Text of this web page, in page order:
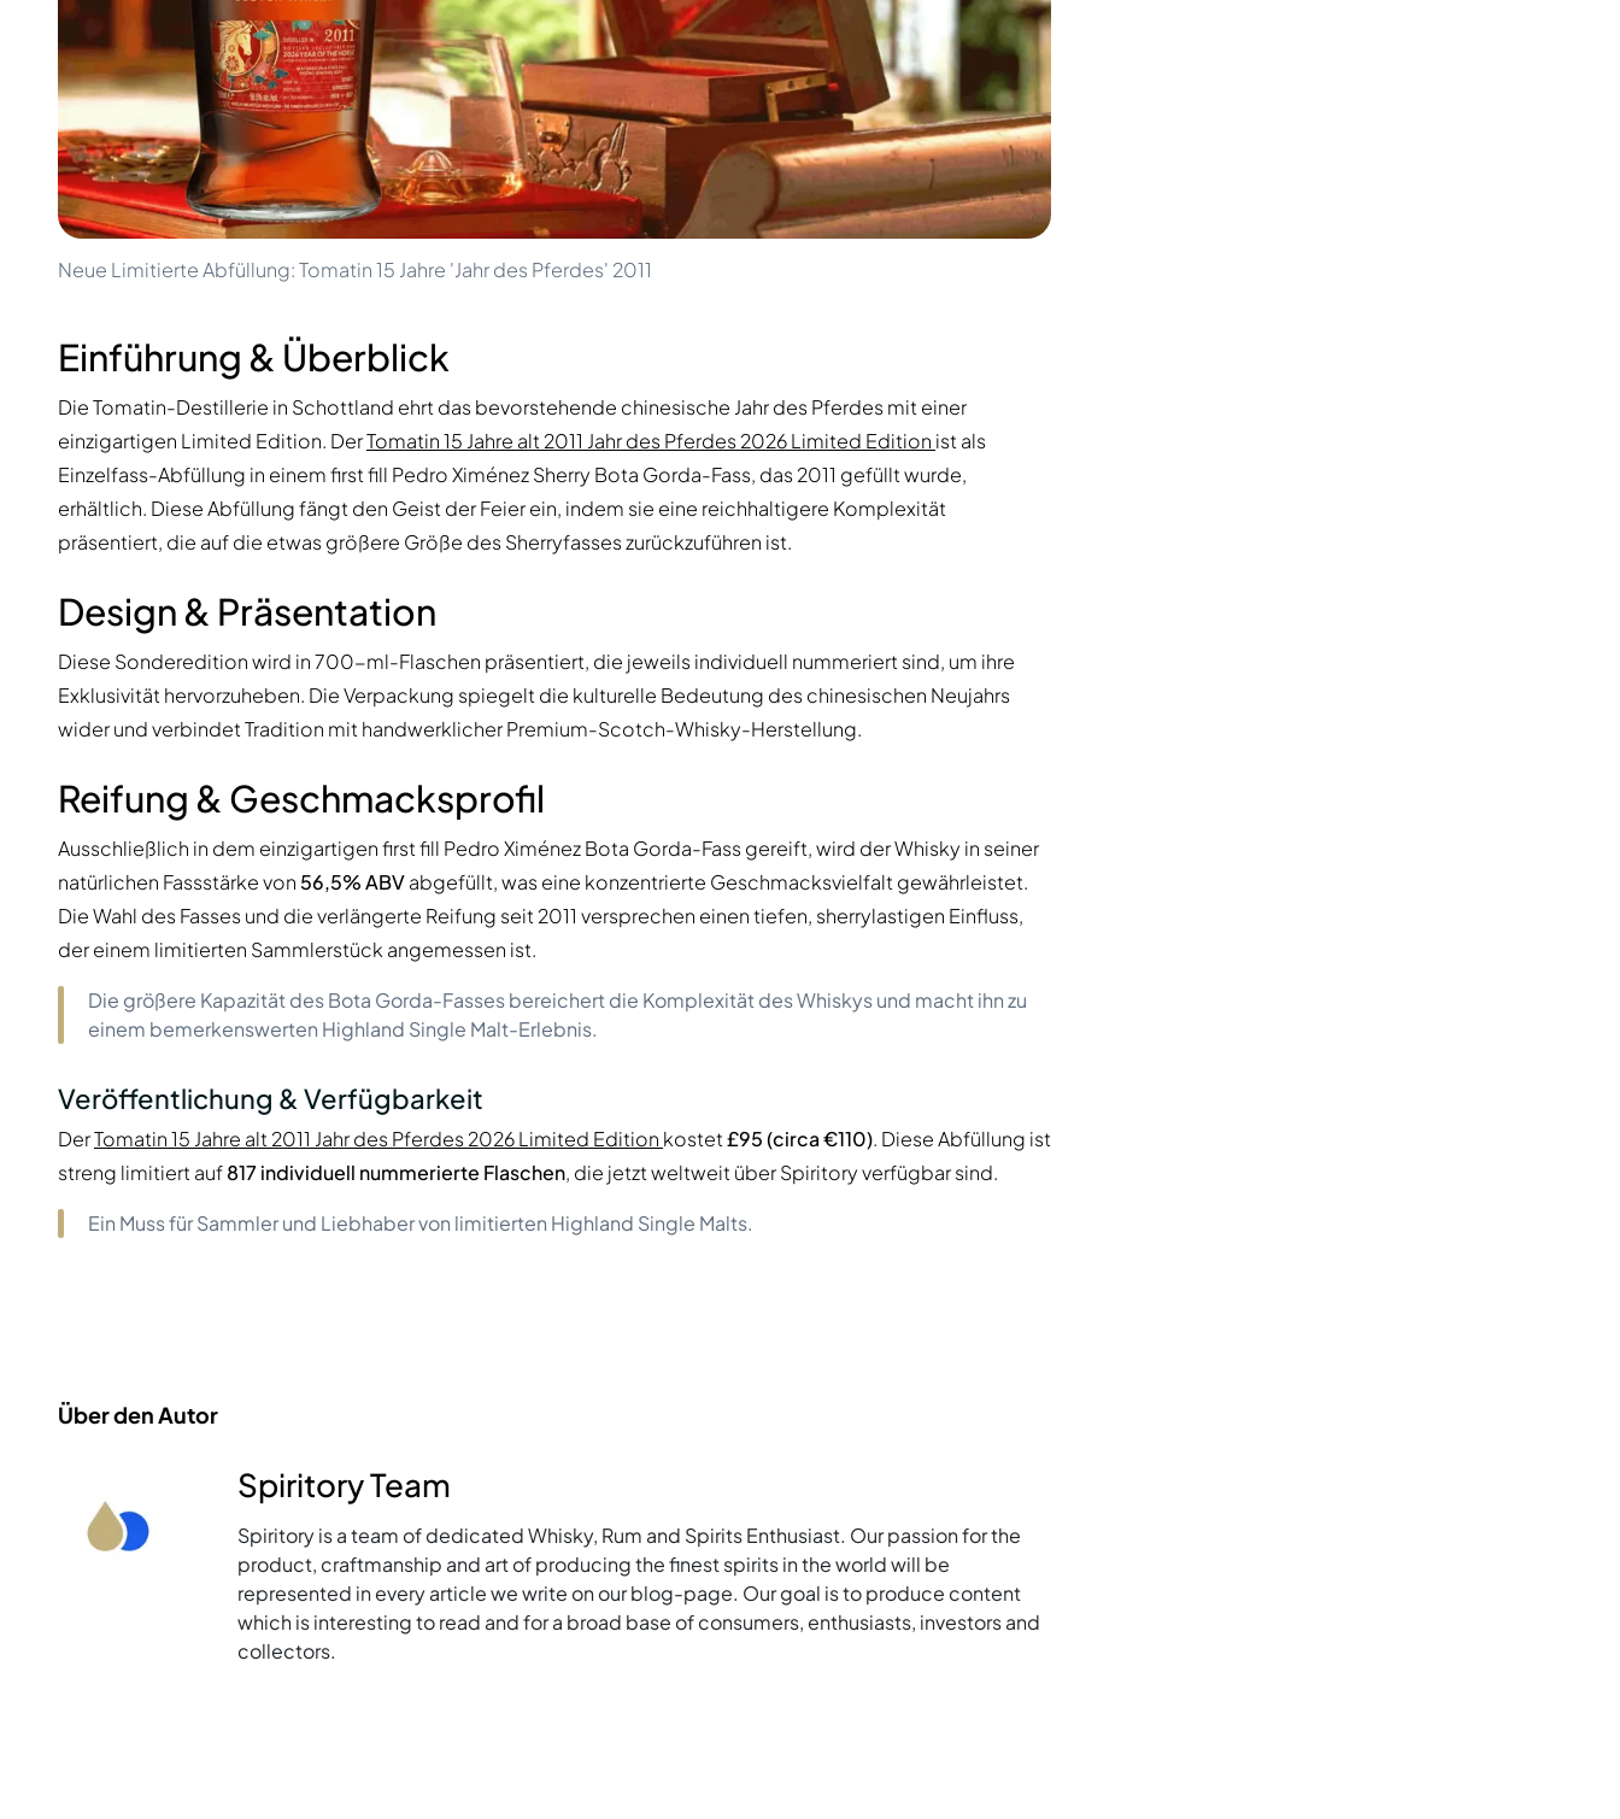
Kommende Veröffentlichungen
Kollektionen
Kundenfavoriten
Rar & Sammlerstück
Limitierte Auflagen
Geschlossene Brennerei
Süßer Whisky
Diplomatico
Don Julio
Gin Mare
Mangabeiras
Hennessy
Martell
Monkey 47
Remy Martin
Ron Zacapa
Neue Limitierte Abfüllung: Tomatin 15 Jahre 'Jahr des Pferdes' 2011
Einführung & Überblick
Die Tomatin-Destillerie in Schottland ehrt das bevorstehende chinesische Jahr des Pferdes mit einer
einzigartigen Limited Edition. DerTomatin 15 Jahre alt 2011 Jahr des Pferdes 2026 Limited Edition ist als
Einzelfass-Abfüllung in einem first fill Pedro Ximénez Sherry Bota Gorda-Fass, das 2011 gefüllt wurde,
erhältlich. Diese Abfüllung fängt den Geist der Feier ein, indem sie eine reichhaltigere Komplexität
präsentiert, die auf die etwas größere Größe des Sherryfasses zurückzuführen ist.
Design & Präsentation
Diese Sonderedition wird in 700-ml-Flaschen präsentiert, die jeweils individuell nummeriert sind, um ihre
Exklusivität hervorzuheben. Die Verpackung spiegelt die kulturelle Bedeutung des chinesischen Neujahrs
wider und verbindet Tradition mit handwerklicher Premium-Scotch-Whisky-Herstellung.
Reifung & Geschmacksprofil
Ausschließlich in dem einzigartigen first fill Pedro Ximénez Bota Gorda-Fass gereift, wird der Whisky in seiner
natürlichen Fassstärke von 56,5% ABVabgefüllt, was eine konzentrierte Geschmacksvielfalt gewährleistet.
Die Wahl des Fasses und die verlängerte Reifung seit 2011 versprechen einen tiefen, sherrylastigen Einfluss,
der einem limitierten Sammlerstück angemessen ist.
Die größere Kapazität des Bota Gorda-Fasses bereichert die Komplexität des Whiskys und macht ihn zu
einem bemerkenswerten Highland Single Malt-Erlebnis.
Veröffentlichung & Verfügbarkeit
DerTomatin 15 Jahre alt 2011 Jahr des Pferdes 2026 Limited Edition kostet£95 (circa €110). Diese Abfüllung ist
streng limitiert auf817 individuell nummerierte Flaschen, die jetzt weltweit über Spiritory verfügbar sind.
Ein Muss für Sammler und Liebhaber von limitierten Highland Single Malts.
Über den Autor
Spiritory Team
Spiritory is a team of dedicated Whisky, Rum and Spirits Enthusiast. Our passion for the
product, craftmanship and art of producing the finest spirits in the world will be
represented in every article we write on our blog-page. Our goal is to produce content
which is interesting to read and for a broad base of consumers, enthusiasts, investors and
collectors.